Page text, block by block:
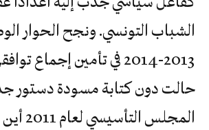
الشباب التونسي. ونجح الحوار
2013-2014 في تأمين
حالت دون كتابة مسودة دستور
المجلس